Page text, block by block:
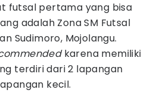
futsal pertama yang bisa
adalah Zona SM Futsal
Sudimoro, Mojolangu.
karena memiliki
terdiri dari 2 lapangan
kecil.